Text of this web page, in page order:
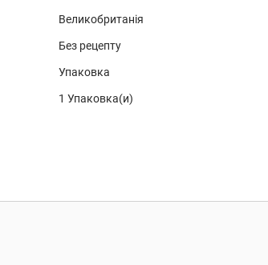
Великобританія
Без рецепту
Упаковка
1 Упаковка(и)